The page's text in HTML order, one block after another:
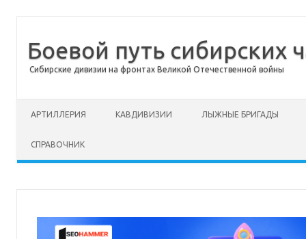
Боевой путь сибирских
Сибирские дивизии на фронтах Великой Отечественной войны
АРТИЛЛЕРИЯ КАВДИВИЗИИ ЛЫЖНЫЕ БРИГАДЫ
СПРАВОЧНИК